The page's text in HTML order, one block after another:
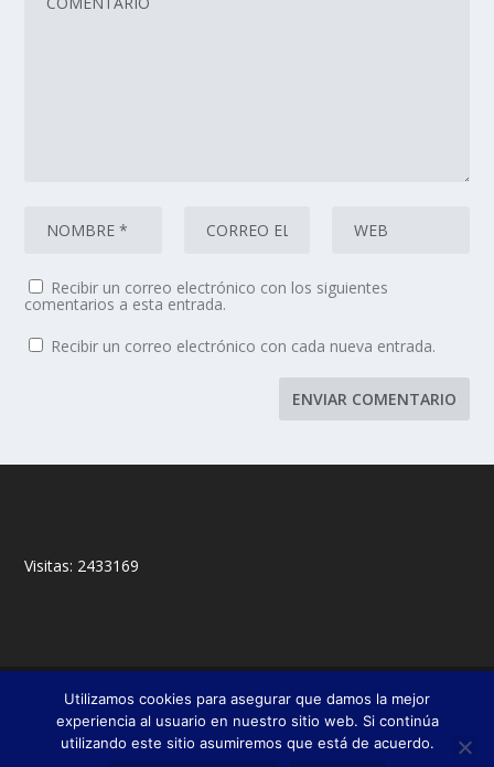
Recibir un correo electrónico con los siguientes
comentarios a esta entrada.
Recibir un correo electrónico con cada nueva entrada.
Visitas: 2433169
© 2018,Francisco Javier Fernández Chento & Mitxel
Olabuénaga|Zona privada
Esta web es una iniciativa privada de sus autores y no está relacionada con
Utilizamos cookies para asegurar que damos la mejor
experiencia al usuario en nuestro sitio web. Si continúa
utilizando este sitio asumiremos que está de acuerdo.